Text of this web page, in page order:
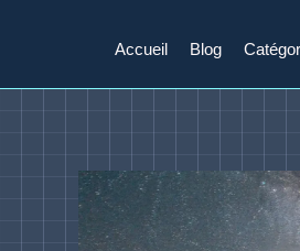
Accueil Blog